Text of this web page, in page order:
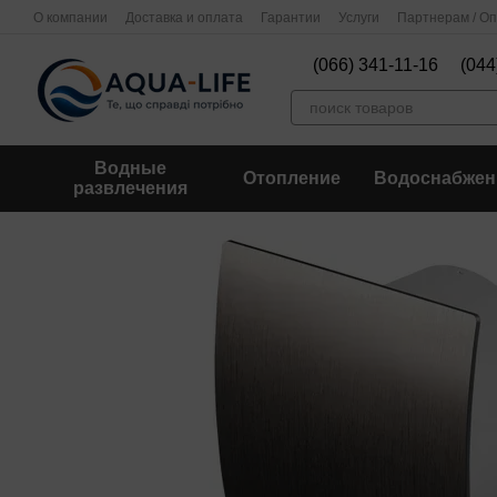
Перейти к основному контенту
О компании Доставка и оплата Гарантии Услуги Партнерам /
(066) 341-11-16
Водные
развлечения
Отопление